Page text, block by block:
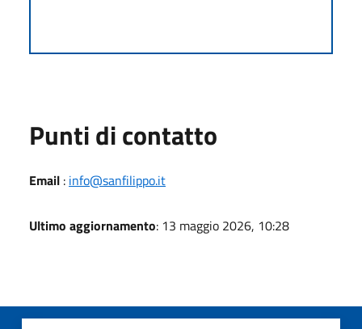
Punti di contatto
Email : info@sanfilippo.it
Ultimo aggiornamento: 13 maggio 2026, 10:28